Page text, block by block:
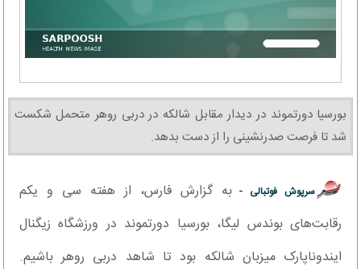
بورسیا دورتموند در دیدار مقابل شالکه در دربی روهر متحمل شکست
شد تا فرصت صدرنشینی را از دست بدهد.
سرپوش فوتبالی - به گزارش فارس، از هفته سی و یکم
رقابت‌های بوندس لیگا، بورسیا دورتموند در ورزشگاه زیگنال
ایندوناپارک میزبان شالکه بود تا شاهد دربی روهر باشیم.